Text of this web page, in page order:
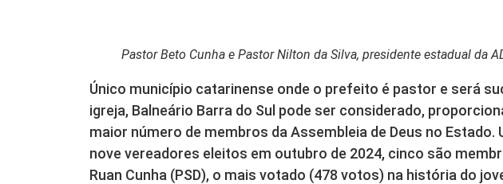
Pastor Beto Cunha e Pastor Nilton da Silva, presidente estadual da
Único município catarinense onde o prefeito é pastor e será
igreja, Balneário Barra do Sul pode ser considerado,
maior número de membros da Assembleia de Deus no Estado.
nove vereadores eleitos em outubro de 2024, cinco são
Ruan Cunha (PSD), o mais votado (478 votos) na história do